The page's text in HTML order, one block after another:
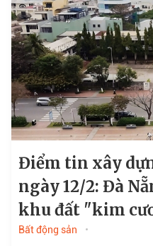
Điểm tin xây
ngày 12/2: Đà
khu đất "kim
Bất động sản